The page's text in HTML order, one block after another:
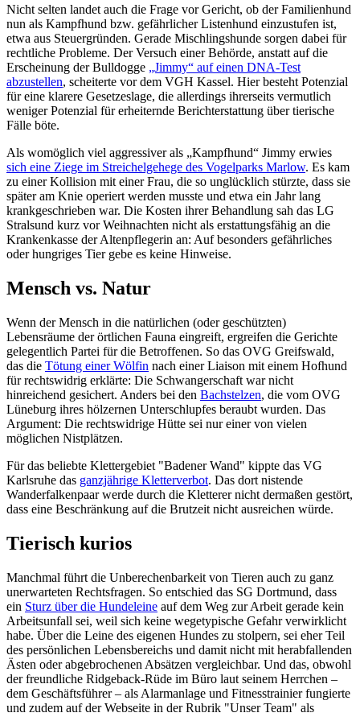
Nicht selten landet auch die Frage vor Gericht, ob der Familienhund
nun als Kampfhund bzw. gefährlicher Listenhund einzustufen ist,
etwa aus Steuergründen. Gerade Mischlingshunde sorgen dabei für
rechtliche Probleme. Der Versuch einer Behörde, anstatt auf die
Erscheinung der Bulldogge „Jimmy“ auf einen DNA-Test
abzustellen, scheiterte vor dem VGH Kassel. Hier besteht Potenzial
für eine klarere Gesetzeslage, die allerdings ihrerseits vermutlich
weniger Potenzial für erheiternde Berichterstattung über tierische
Fälle böte.
Als womöglich viel aggressiver als „Kampfhund“ Jimmy erwies
sich eine Ziege im Streichelgehege des Vogelparks Marlow. Es kam
zu einer Kollision mit einer Frau, die so unglücklich stürzte, dass sie
später am Knie operiert werden musste und etwa ein Jahr lang
krankgeschrieben war. Die Kosten ihrer Behandlung sah das LG
Stralsund kurz vor Weihnachten nicht als erstattungsfähig an die
Krankenkasse der Altenpflegerin an: Auf besonders gefährliches
oder hungriges Tier gebe es keine Hinweise.
Mensch vs. Natur
Wenn der Mensch in die natürlichen (oder geschützten)
Lebensräume der örtlichen Fauna eingreift, ergreifen die Gerichte
gelegentlich Partei für die Betroffenen. So das OVG Greifswald,
das die Tötung einer Wölfin nach einer Liaison mit einem Hofhund
für rechtswidrig erklärte: Die Schwangerschaft war nicht
hinreichend gesichert. Anders bei den Bachstelzen, die vom OVG
Lüneburg ihres hölzernen Unterschlupfes beraubt wurden. Das
Argument: Die rechtswidrige Hütte sei nur einer von vielen
möglichen Nistplätzen.
Für das beliebte Klettergebiet "Badener Wand" kippte das VG
Karlsruhe das ganzjährige Kletterverbot. Das dort nistende
Wanderfalkenpaar werde durch die Kletterer nicht dermaßen gestört,
dass eine Beschränkung auf die Brutzeit nicht ausreichen würde.
Tierisch kurios
Manchmal führt die Unberechenbarkeit von Tieren auch zu ganz
unerwarteten Rechtsfragen. So entschied das SG Dortmund, dass
ein Sturz über die Hundeleine auf dem Weg zur Arbeit gerade kein
Arbeitsunfall sei, weil sich keine wegetypische Gefahr verwirklicht
habe. Über die Leine des eigenen Hundes zu stolpern, sei eher Teil
des persönlichen Lebensbereichs und damit nicht mit herabfallenden
Ästen oder abgebrochenen Absätzen vergleichbar. Und das, obwohl
der freundliche Ridgeback-Rüde im Büro laut seinem Herrchen –
dem Geschäftsführer – als Alarmanlage und Fitnesstrainier fungierte
und zudem auf der Webseite in der Rubrik "Unser Team" als